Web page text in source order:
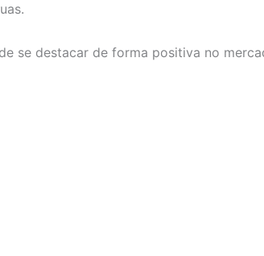
se destacar de forma positiva no